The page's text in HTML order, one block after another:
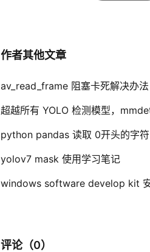
作者其他文章
av_read_frame 阻塞卡死解决办法
超越所有 YOLO 检测模型，
python pandas 读取 0开头的字
yolov7 mask 使用学习笔记
windows software develop kit
评论（0）